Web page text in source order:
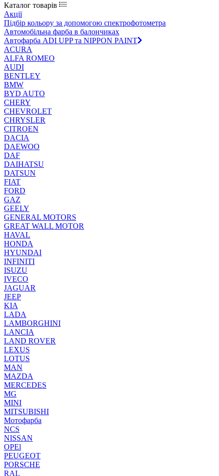
Каталог товарів
Акції
Підбір кольору за допомогою спектрофотометра
Автомобільна фарба в балончиках
Автофарба ADI UPP та NIPPON PAINT
ACURA
ALFA ROMEO
AUDI
BENTLEY
BMW
BYD AUTO
CHERY
CHEVROLET
CHRYSLER
CITROEN
DACIA
DAEWOO
DAF
DAIHATSU
DATSUN
FIAT
FORD
GAZ
GEELY
GENERAL MOTORS
GREAT WALL MOTOR
HAVAL
HONDA
HYUNDAI
INFINITI
ISUZU
IVECO
JAGUAR
JEEP
KIA
LADA
LAMBORGHINI
LANCIA
LAND ROVER
LEXUS
LOTUS
MAN
MAZDA
MERCEDES
MG
MINI
MITSUBISHI
Мотофарба
NCS
NISSAN
OPEl
PEUGEOT
PORSCHE
RAL